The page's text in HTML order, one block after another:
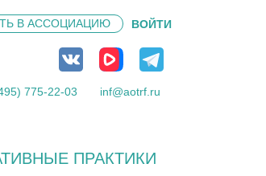
В АССОЦИАЦИЮ ВОЙТИ
775-22-03 inf@aotrf.ru
ПРАКТИКИ